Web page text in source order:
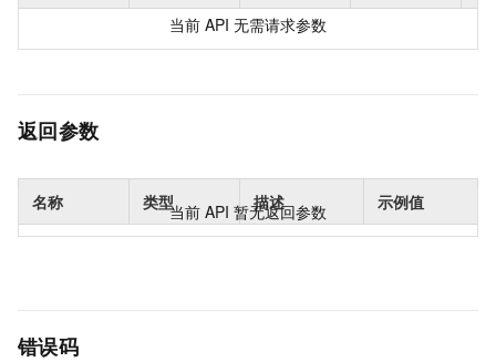
当前 API 无需请求参数
返回参数
名称 类型 描述 示例值
当前 API 暂无返回参数
错误码